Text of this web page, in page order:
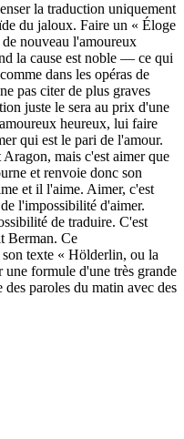
la traduction uniquement
du jaloux. Faire un « Éloge
nouveau l'amoureux
la cause est noble — ce qui
dans les opéras de
pas citer de plus graves
juste le sera au prix d'une
heureux, lui faire
qui est le pari de l'amour.
mais c'est aimer que
et renvoie donc son
et il l'aime. Aimer, c'est
l'impossibilité d'aimer.
de traduire. C'est
Berman. Ce
texte « Hölderlin, ou la
formule d'une très grande
paroles du matin avec des